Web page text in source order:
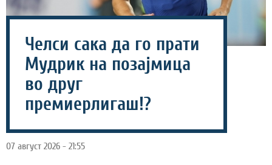
Челси сака да го прати
Мудрик на позајмица
во друг
премиерлигаш!?
07 август 2026 - 21:55